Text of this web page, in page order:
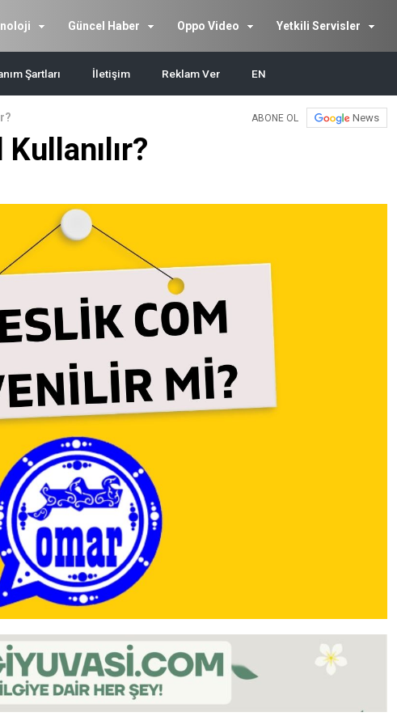
Güncel Haber Oppo Video Yetkili Servisler
Şartları İletişim Reklam Ver EN
ABONE OL News